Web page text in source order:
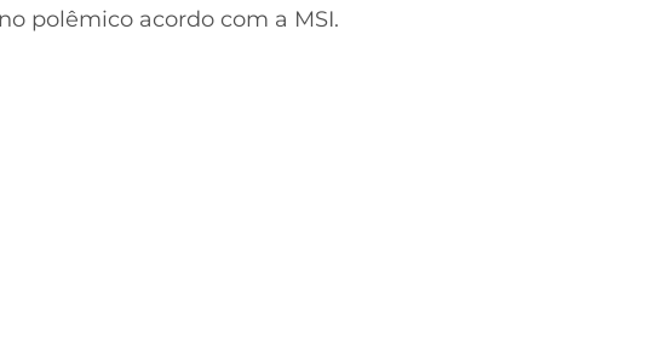
polêmico acordo com a MSI.